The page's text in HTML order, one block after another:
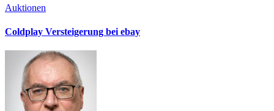
Auktionen
Coldplay Versteigerung bei ebay